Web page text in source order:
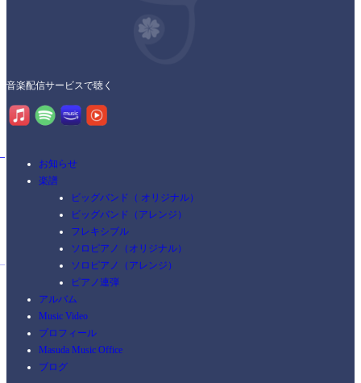
音楽配信サービスで聴く
お知らせ
楽譜
ビッグバンド（ オリジナル）
ビッグバンド（アレンジ）
フレキシブル
ソロピアノ（オリジナル）
ソロピアノ（アレンジ）
ピアノ連弾
アルバム
Music Video
プロフィール
Masuda Music Office
ブログ